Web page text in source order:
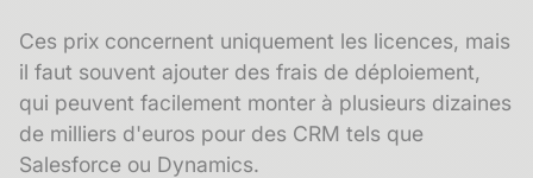
Ces prix concernent uniquement les licences, mais
il faut souvent ajouter des frais de déploiement,
qui peuvent facilement monter à plusieurs dizaines
de milliers d'euros pour des CRM tels que
Salesforce ou Dynamics.